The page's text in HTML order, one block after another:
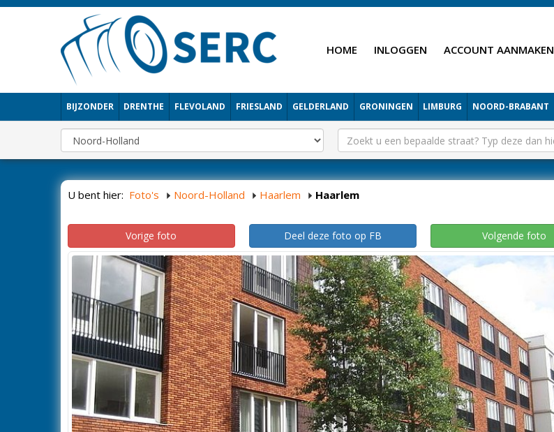
HOME INLOGGEN ACCOUNT AANMAKEN
BIJZONDER DRENTHE FLEVOLAND FRIESLAND GELDERLAND GRONINGEN LIMBURG NOORD-BRABANT
U bent hier: Foto's Noord-Holland Haarlem Haarlem
Vorige foto Deel deze foto op FB Volgende foto